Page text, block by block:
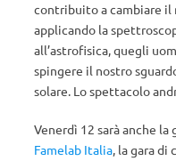
contribuito a cambiare il
applicando la
all’astrofisica, quegli
spingere il nostro
solare. Lo spettacolo
Venerdì 12 sarà anche la
Famelab Italia, la gara di